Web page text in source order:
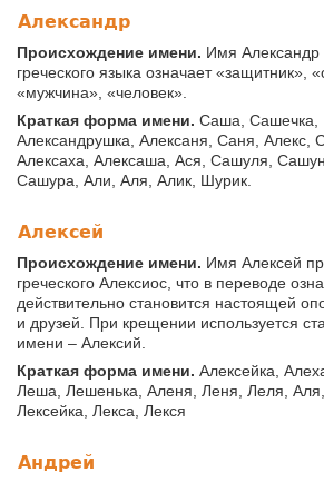
Александр
Происхождение имени. Имя Александр
греческого языка означает «защитник»,
«мужчина», «человек».
Краткая форма имени. Саша, Сашечка,
Александрушка, Алексаня, Саня, Алекс,
Алексаха, Алексаша, Ася, Сашуля,
Сашура, Али, Аля, Алик, Шурик.
Алексей
Происхождение имени. Имя Алексей
греческого Алексиос, что в переводе
действительно становится настоящей
и друзей. При крещении используется
имени – Алексий.
Краткая форма имени. Алексейка,
Леша, Лешенька, Аленя, Леня, Леля,
Лексейка, Лекса, Лекся
Андрей